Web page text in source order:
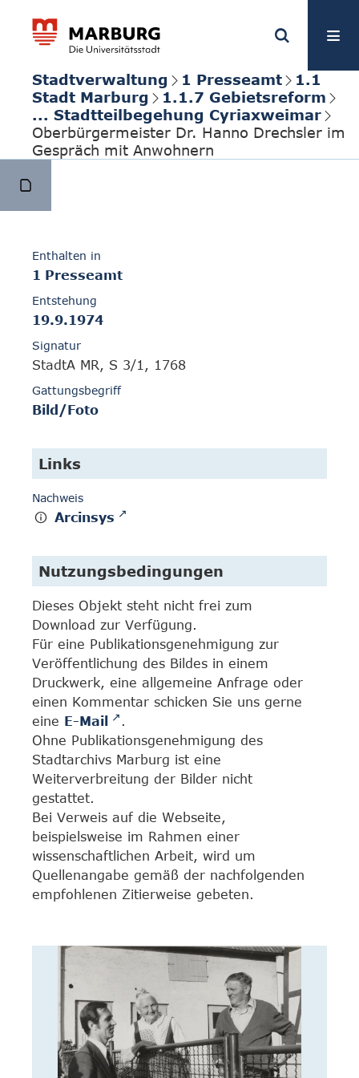
Stadtverwaltung 1 Presseamt
1.1
Stadt Marburg
1.1.7 Gebietsreform
... Stadtteilbegehung Cyriaxweimar
Oberbürgermeister Dr. Hanno Drechsler im
Gespräch mit Anwohnern
Enthalten in
1 Presseamt
Entstehung
19.9.1974
Signatur
StadtA MR, S 3/1, 1768
Gattungsbegriff
Bild/Foto
Links
Nachweis
Arcinsys
Nutzungsbedingungen
Dieses Objekt steht nicht frei zum
Download zur Verfügung.
Für eine Publikationsgenehmigung zur
Veröffentlichung des Bildes in einem
Druckwerk, eine allgemeine Anfrage oder
einen Kommentar schicken Sie uns gerne
eine E-Mail
.
Ohne Publikationsgenehmigung des
Stadtarchivs Marburg ist eine
Weiterverbreitung der Bilder nicht
gestattet.
Bei Verweis auf die Webseite,
beispielsweise im Rahmen einer
wissenschaftlichen Arbeit, wird um
Quellenangabe gemäß der nachfolgenden
empfohlenen Zitierweise gebeten.